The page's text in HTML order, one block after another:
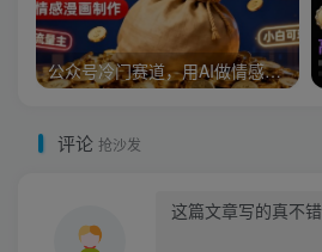
公众号冷门赛道，用AI做情感漫画，7天开通流量主，操作简单，小白可玩
评论 抢沙发